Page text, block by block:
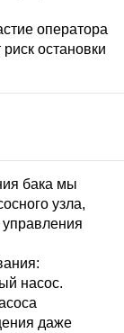
оператора
остановки
бака мы
узла,
управления
насос.
даже